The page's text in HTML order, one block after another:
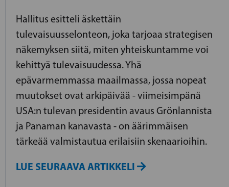
Hallitus esitteli äskettäin
tulevaisuusselonteon, joka tarjoaa strategisen
näkemyksen siitä, miten yhteiskuntamme voi
kehittyä tulevaisuudessa. Yhä
epävarmemmassa maailmassa, jossa nopeat
muutokset ovat arkipäivää - viimeisimpänä
USA:n tulevan presidentin avaus Grönlannista
ja Panaman kanavasta - on äärimmäisen
tärkeää valmistautua erilaisiin skenaarioihin.
LUE SEURAAVA ARTIKKELI